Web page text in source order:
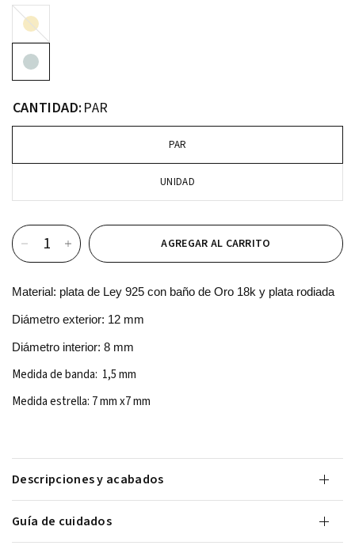
ORO
CANTIDAD: PAR
PAR
UNIDAD
AGREGAR AL CARRITO
Material: plata de Ley 925 con baño de Oro 18k y plata rodiada
Diámetro exterior: 12 mm
Diámetro interior: 8 mm
Medida de banda: 1,5 mm
Medida estrella: 7 mm x7 mm
Descripciones y acabados
Guía de cuidados